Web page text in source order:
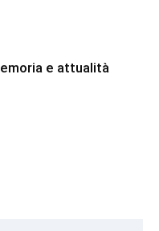
e attualità